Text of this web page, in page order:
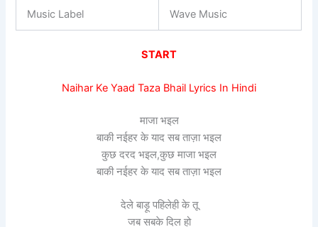
Music Label Wave Music
START
Naihar Ke Yaad Taza Bhail Lyrics In Hindi
माजा भइल
बाकी नईहर के याद सब ताज़ा भइल
कुछ दरद भइल,कुछ माजा भइल
बाकी नईहर के याद सब ताज़ा भइल
देले बाड़ू पहिलेही के तू
जब सबके दिल हो